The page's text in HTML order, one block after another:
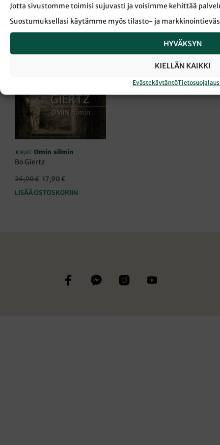
Jotta sivustomme toimisi sujuvasti ja voisimme kehittää
Suostumuksellasi käytämme myös tilasto- ja
HYVÄKSYN
KIELLÄN KAIKKI
Evästekäytäntö
ERIKOISTARJOUS!
KIRJAT Omin silmin
Bo Giertz
26,90€ Alkuperäinen
oli:
17,90 €
on:
LISÄÄ OSTOSKORIIN